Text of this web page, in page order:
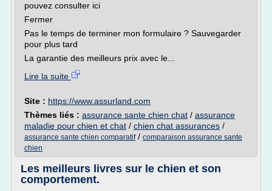
pouvez consulter ici
Fermer
Pas le temps de terminer mon formulaire ? Sauvegarder
pour plus tard
La garantie des meilleurs prix avec le...
Lire la suite
Site : https://www.assurland.com
Thèmes liés : assurance sante chien chat / assurance
maladie pour chien et chat / chien chat assurances /
assurance sante chien comparatif/ comparaison assurance sante
chien
Les meilleurs livres sur le chien et son
comportement.